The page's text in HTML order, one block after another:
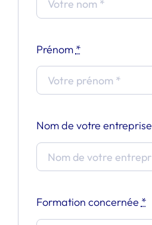
Prénom *
Nom de votre entreprise
Formation concernée *